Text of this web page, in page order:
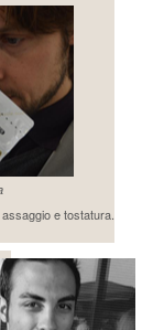
e tostatura.